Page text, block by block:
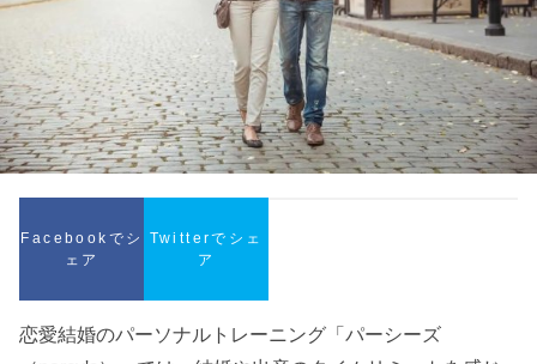
Facebookでシ
ェア
Twitterでシェ
ア
恋愛結婚のパーソナルトレーニング「パーシーズ